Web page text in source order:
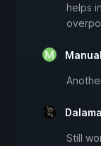
helps
Still